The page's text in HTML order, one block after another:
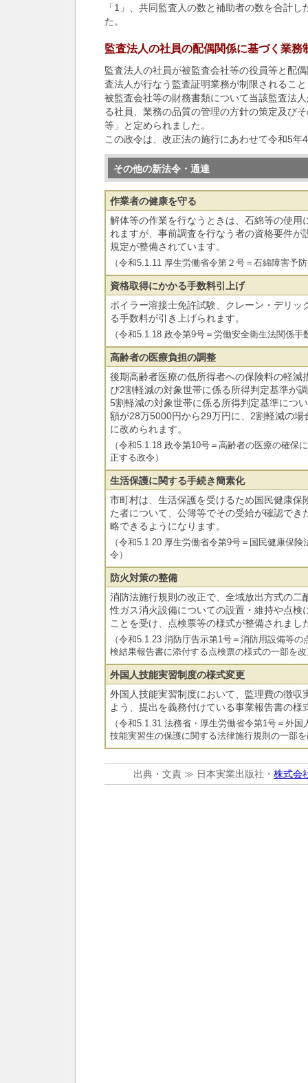
「1」、共同監査人の数と補助者の数を合計
た。
監査法人の社員の配偶関係に基づく業務
監査法人の社員が被監査会社等の役員等と配
査法人が行なう監査証明業務が制限されるこ
被監査会社等の財務書類について当該監査法
る社員、業務の品質の管理の方針の策定及び
等」と定められました。
この政令は、改正法の施行にあわせて令和5年
その他の新法令・通達
作業者の健康を守る
解体等の作業を行なうときは、石綿等の使用
れますが、事前調査を行なう者の資格要件が
規定が整備されています。
（令和5.1.11 厚生労働省令第２号＝石綿障害予
資格取得にかかる手数料引上げ
ボイラー溶接士免許試験、クレーン・デリッ
る手数料が引き上げられます。
（令和5.1.18 政令第9号＝労働安全衛生法関係
高齢者の医療負担の調整
後期高齢者医療の低所得者への保険料の軽減
び2割軽減の対象世帯に係る所得判定基準が
5割軽減の対象世帯に係る所得判定基準につ
額が28万5000円から29万円に、2割軽減の
に改められます。
（令和5.1.18 政令第10号＝高齢者の医療の確保
正する政令）
生活保護に関する手続き簡素化
市町村は、生活保護を受けるため国民健康保
た者について、公簿等でその受給が確認でき
略できるようになります。
（令和5.1.20 厚生労働省令第9号＝国民健康保
令）
防火対策の整備
消防法施行規則の改正で、全域放出方式の二
性ガス消火設備についての設置・維持や点検
ことを受け、点検票等の様式が整備されまし
（令和5.1.23 消防庁告示第1号＝消防用設備等
検結果報告書に添付する点検票の様式の一部を
外国人技能実習制度の様式変更
外国人技能実習制度において、監理費の徴収
よう、提出を義務付けている事業報告書の様
（令和5.1.31 法務省・厚生労働省令第1号＝外
技能実習生の保護に関する法律施行規則の一部
出典・文責 ≫ 日本実業出版社・ 株式会